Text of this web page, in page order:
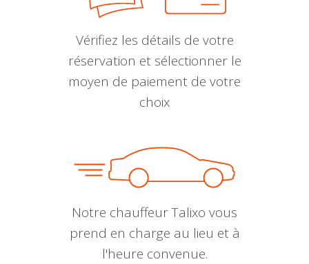
Vérifiez les détails de votre
réservation et sélectionner le
moyen de paiement de votre
choix
Notre chauffeur Talixo vous
prend en charge au lieu et à
l'heure convenue.